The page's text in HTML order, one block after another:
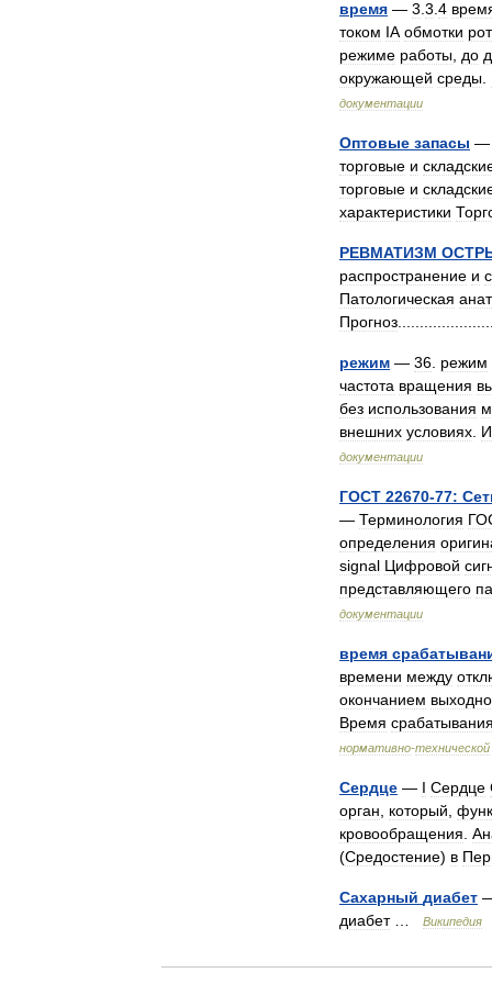
время — 3 3 4
током IА обмотки
режиме работы до
окружающей среды
документации
Оптовые запасы —
торговые и
торговые и
характеристики
РЕВМАТИЗМ
распространение и
Патологическая
Прогноз
режим — 36 режим
частота вращения
без использования
внешних условиях
документации
ГОСТ 22670-77:
— Терминология
определения
signal Цифровой
представляющего
документации
время
времени между
окончанием
Время
нормативно-технической
Сердце — I Сердце
орган
который
кровообращения
(Средостение) в
Сахарный диабет
диабет… Википедия